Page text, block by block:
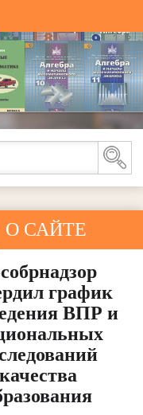
О САЙТЕ
график
ВПР и
качества